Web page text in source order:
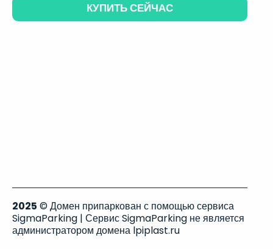
КУПИТЬ СЕЙЧАС
2025 © Домен припаркован с помощью сервиса
SigmaParking | Сервис SigmaParking не является
администратором домена lpiplast.ru